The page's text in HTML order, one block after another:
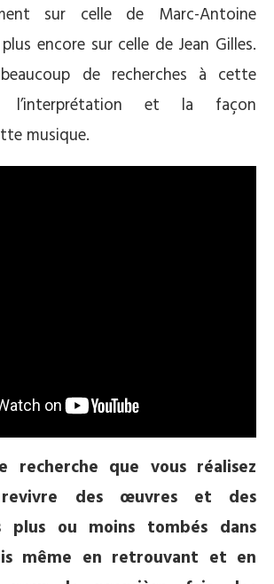
sur celle de Marc-Antoine
encore sur celle de Jean Gilles.
beaucoup de recherches à cette
l’interprétation et la façon
musique.
recherche que vous réalisez
des œuvres et des
plus ou moins tombés dans
même en retrouvant et en